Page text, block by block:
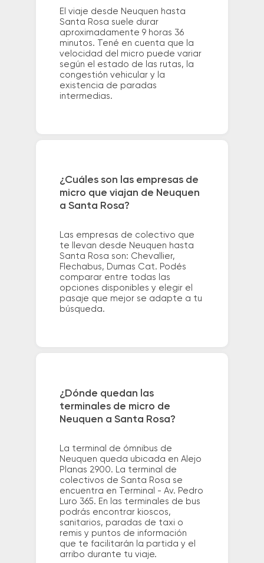
El viaje desde Neuquen hasta
Santa Rosa suele durar
aproximadamente 9 horas 36
minutos. Tené en cuenta que la
velocidad del micro puede variar
según el estado de las rutas, la
congestión vehicular y la
existencia de paradas
intermedias.
¿Cuáles son las empresas de
micro que viajan de Neuquen
a Santa Rosa?
Las empresas de colectivo que
te llevan desde Neuquen hasta
Santa Rosa son: Chevallier,
Flechabus, Dumas Cat. Podés
comparar entre todas las
opciones disponibles y elegir el
pasaje que mejor se adapte a tu
búsqueda.
¿Dónde quedan las
terminales de micro de
Neuquen a Santa Rosa?
La terminal de ómnibus de
Neuquen queda ubicada en Alejo
Planas 2900. La terminal de
colectivos de Santa Rosa se
encuentra en Terminal - Av. Pedro
Luro 365. En las terminales de bus
podrás encontrar kioscos,
sanitarios, paradas de taxi o
remis y puntos de información
que te facilitarán la partida y el
arribo durante tu viaje.